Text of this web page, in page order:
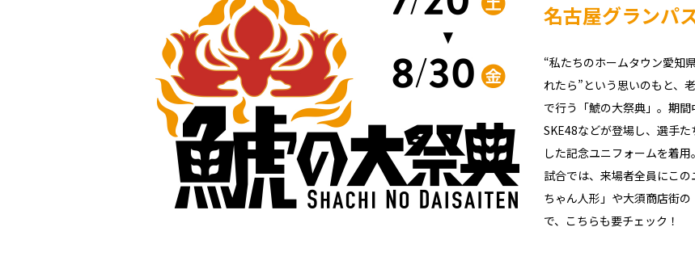
名古屋グランパ
“私たちのホームタウン愛知
れたら”という思いのもと、
で行う「鯱の大祭典」。 期間
SKE48などが登場し、選手
した記念ユニフォームを着
試合では、来場者全員にこ
ちゃん人形」や大須商店街
で、こちらも要チェック！